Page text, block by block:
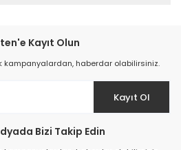
Kayıt Olun
kampanyalardan, haberdar olabilirsiniz.
Kayıt Ol
Bizi Takip Edin